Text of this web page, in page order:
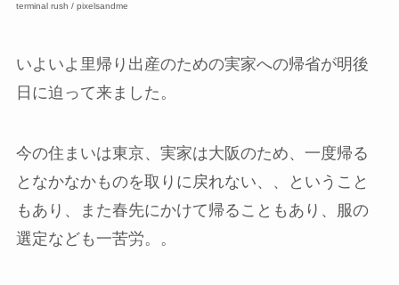
terminal rush / pixelsandme
いよいよ里帰り出産のための実家への帰省が明後
日に迫って来ました。
今の住まいは東京、実家は大阪のため、一度帰る
となかなかものを取りに戻れない、、ということ
もあり、また春先にかけて帰ることもあり、服の
選定なども一苦労。。